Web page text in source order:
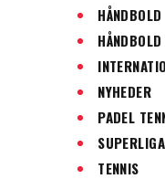
HÅNDBOLD
NYHEDER
PADEL
SUPERLIGA
TENNIS